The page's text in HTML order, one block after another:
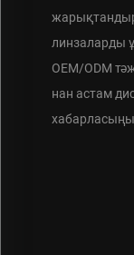
линзаларды
OEM/ODM
нан астам